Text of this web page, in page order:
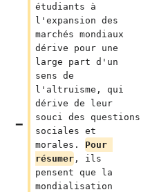
étudiants à
l'expansion des
marchés mondiaux
dérive pour une
large part d'un
sens de
l'altruisme, qui
dérive de leur
souci des questions
sociales et
morales. Pour
résumer, ils
pensent que la
mondialisation